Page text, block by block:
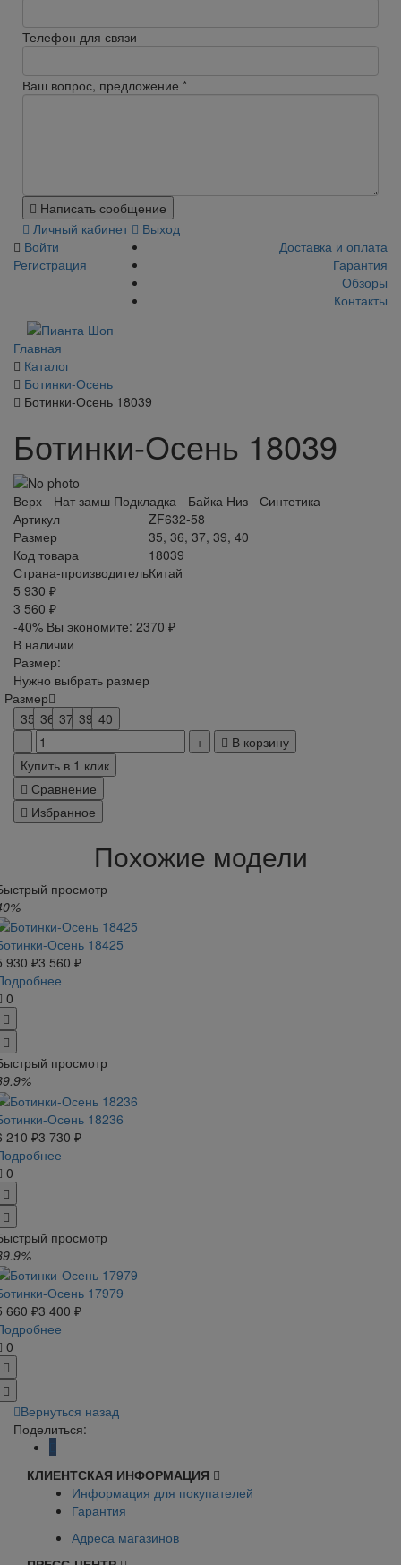
Телефон для связи
Ваш вопрос, предложение *
Написать сообщение
Личный кабинет
Выход
Войти
Регистрация
Доставка и оплата
Гарантия
Обзоры
Контакты
Главная
Каталог
Ботинки-Осень
Ботинки-Осень 18039
Ботинки-Осень 18039
Верх - Нат замш Подкладка - Байка Низ - Синтетика
Артикул
ZF632-58
Размер
35, 36, 37, 39, 40
Код товара
18039
Страна-производительКитай
5 930 ₽
3 560 ₽
-40% Вы экономите: 2370 ₽
В наличии
Размер:
Нужно выбрать размер
Размер
35 36 37 39 40
В корзину
Купить в 1 клик
Сравнение
Избранное
Похожие модели
просмотр
Осень 18425
930 ₽3 560 ₽
0
просмотр
Осень 18236
210 ₽3 730 ₽
0
просмотр
Осень 17979
660 ₽3 400 ₽
0
Вернуться назад
Поделиться:
КЛИЕНТСКАЯ ИНФОРМАЦИЯ
Информация для покупателей
Гарантия
Адреса магазинов